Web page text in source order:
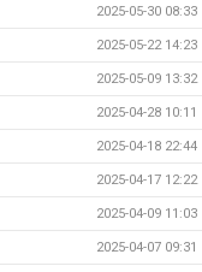
2025-05-30 08:33
2025-05-22 14:23
2025-05-09 13:32
2025-04-28 10:11
2025-04-18 22:44
2025-04-17 12:22
2025-04-09 11:03
2025-04-07 09:31